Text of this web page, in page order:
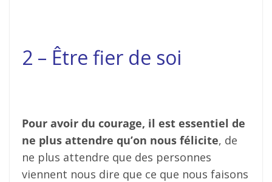
2 – Être fier de soi
Pour avoir du courage, il est essentiel de
ne plus attendre qu’on nous félicite, de
ne plus attendre que des personnes
viennent nous dire que ce que nous faisons